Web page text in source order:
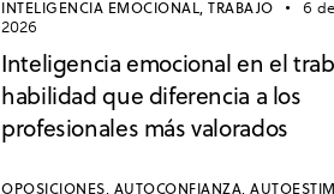
INTELIGENCIA EMOCIONAL,TRABAJO
6
2026
Inteligencia emocional en el
habilidad que diferencia a los
profesionales más valorados
OPOSICIONES, AUTOCONFIANZA,